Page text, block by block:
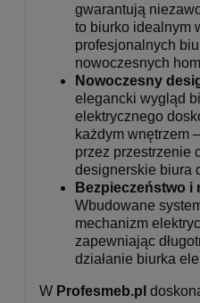
gwarantują
to biurko idealnym
profesjonalnych
nowoczesnych
Nowoczesny
elegancki wygląd
elektrycznego
każdym wnętrzem
przez przestrzenie
designerskie biura
Bezpieczeństwo i
Wbudowane
mechanizm
zapewniając
działanie biurka
W Profesmeb.pl